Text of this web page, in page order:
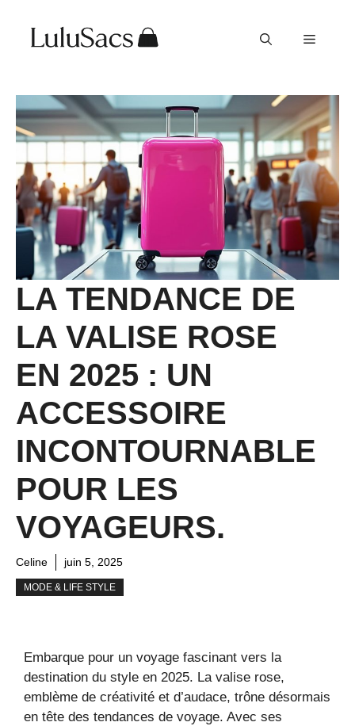
contenu
Menu
LA TENDANCE DE
LA VALISE ROSE
EN 2025 : UN
ACCESSOIRE
INCONTOURNABLE
POUR LES
VOYAGEURS.
Celine juin 5, 2025
MODE & LIFE STYLE
Embarque pour un voyage fascinant vers la
destination du style en 2025. La valise rose,
emblème de créativité et d’audace, trône désormais
en tête des tendances de voyage. Avec ses